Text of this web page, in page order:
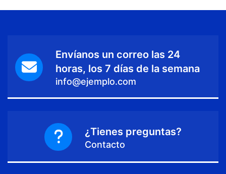
Envíanos un correo las 24
horas, los 7 días de la semana
info@ejemplo.com
¿Tienes preguntas?
Contacto